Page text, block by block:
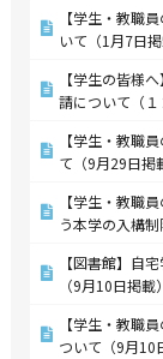
【学生・教職
いて（1月7日掲
【学生の皆様
請について（１
【学生・教職
て（9月29日掲
【学生・教職
う本学の入構
【図書館】自
（9月10日掲載）
【学生・教職
ついて（9月10